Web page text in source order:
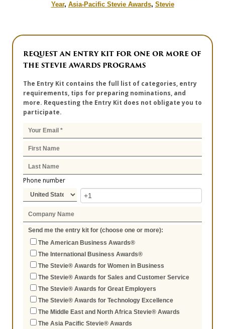
Year, Asia-Pacific Stevie Awards, Stevie
REQUEST AN ENTRY KIT FOR ONE OR MORE OF
THE STEVIE AWARDS PROGRAMS
The Entry Kit contains the full list of categories, entry
requirements, tips for preparing nominations, and
more. Requesting the Entry Kit does not obligate you to
participate.
Phone number
Send me the entry kit for (choose one or more):
The American Business Awards®
The International Business Awards®
The Stevie® Awards for Women in Business
The Stevie® Awards for Sales and Customer Service
The Stevie® Awards for Great Employers
The Stevie® Awards for Technology Excellence
The Middle East and North Africa Stevie® Awards
The Asia Pacific Stevie® Awards